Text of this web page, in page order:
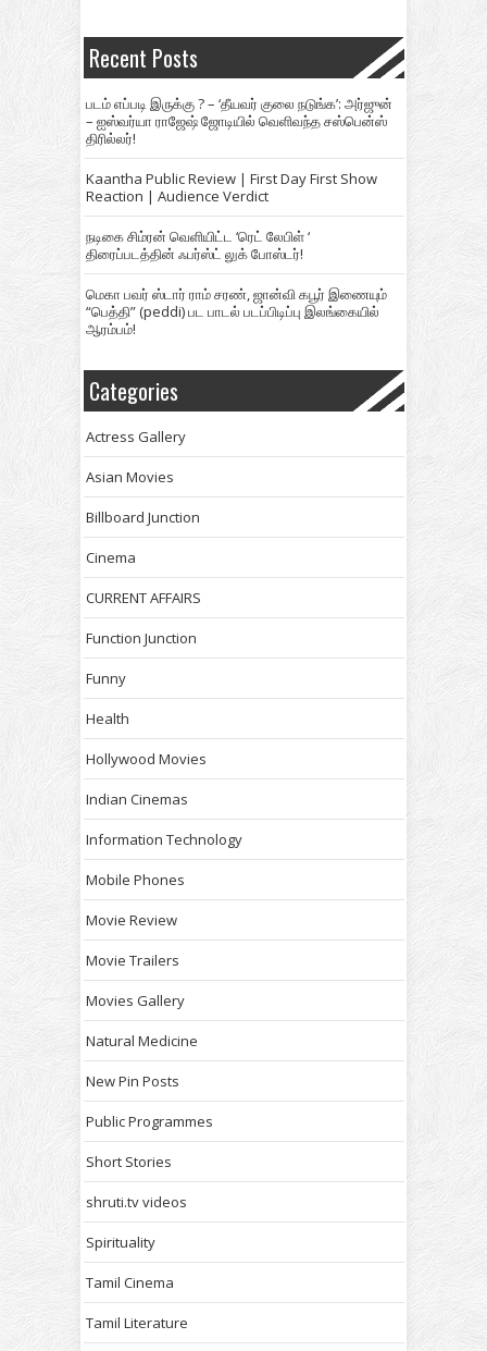
Recent Posts
படம் எப்படி இருக்கு ? – ‘தீயவர் குலை நடுங்க’: அர்ஜுன்
– ஐஸ்வர்யா ராஜேஷ் ஜோடியில் வெளிவந்த சஸ்பென்ஸ்
திரில்லர்!
Kaantha Public Review | First Day First Show
Reaction | Audience Verdict
நடிகை சிம்ரன் வெளியிட்ட ‘ரெட் லேபிள் ‘
திரைப்படத்தின் ஃபர்ஸ்ட் லுக் போஸ்டர்!
மெகா பவர் ஸ்டார் ராம் சரண், ஜான்வி கபூர் இணையும்
“பெத்தி” (peddi) பட பாடல் படப்பிடிப்பு இலங்கையில்
ஆரம்பம்!
Categories
Actress Gallery
Asian Movies
Billboard Junction
Cinema
CURRENT AFFAIRS
Function Junction
Funny
Health
Hollywood Movies
Indian Cinemas
Information Technology
Mobile Phones
Movie Review
Movie Trailers
Movies Gallery
Natural Medicine
New Pin Posts
Public Programmes
Short Stories
shruti.tv videos
Spirituality
Tamil Cinema
Tamil Literature